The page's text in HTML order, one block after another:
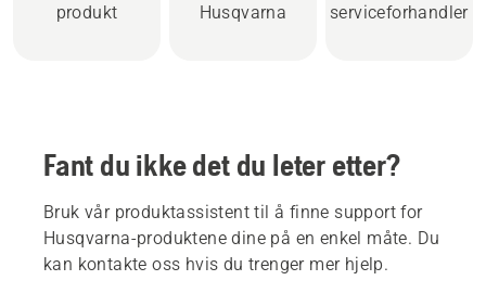
produkt
Husqvarna
serviceforhandler
Fant du ikke det du leter etter?
Bruk vår produktassistent til å finne support for
Husqvarna-produktene dine på en enkel måte. Du
kan kontakte oss hvis du trenger mer hjelp.